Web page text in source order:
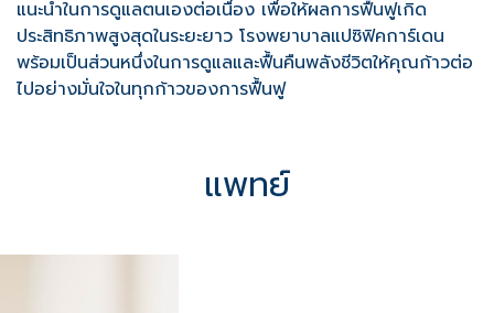
แนะนำในการดูแลตนเองต่อเนื่อง เพื่อให้ผลการฟื้นฟูเกิด
ประสิทธิภาพสูงสุดในระยะยาว โรงพยาบาลแปซิฟิคการ์เดน
พร้อมเป็นส่วนหนึ่งในการดูแลและฟื้นคืนพลังชีวิตให้คุณก้าวต่อ
ไปอย่างมั่นใจในทุกก้าวของการฟื้นฟู
แพทย์